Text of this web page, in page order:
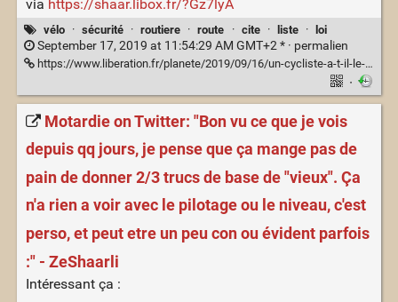
via https://shaar.libox.fr/?Gz7lyA
vélo · sécurité · routiere · route · cite · liste · loi
September 17, 2019 at 11:54:29 AM GMT+2 * · permalien
https://www.liberation.fr/planete/2019/09/16/un-cycliste-a-t-il-le-droit-de-passer-au-feu-rouge_1750898
·
Motardie on Twitter: "Bon vu ce que je vois
depuis qq jours, je pense que ça mange pas de
pain de donner 2/3 trucs de base de "vieux". Ça
n'a rien a voir avec le pilotage ou le niveau, c'est
perso, et peut etre un peu con ou évident parfois
:" - ZeShaarli
Intéressant ça :